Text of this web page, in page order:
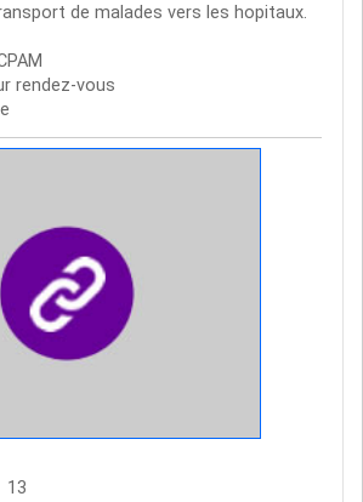
de malades vers les hopitaux.
rendez-vous
13